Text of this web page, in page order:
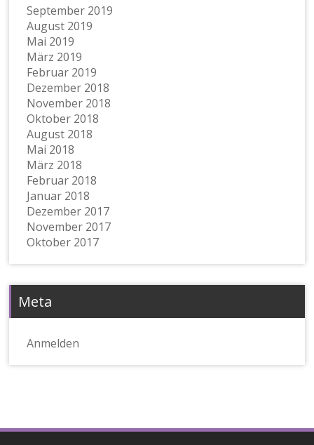
September 2019
August 2019
Mai 2019
März 2019
Februar 2019
Dezember 2018
November 2018
Oktober 2018
August 2018
Mai 2018
März 2018
Februar 2018
Januar 2018
Dezember 2017
November 2017
Oktober 2017
Meta
Anmelden